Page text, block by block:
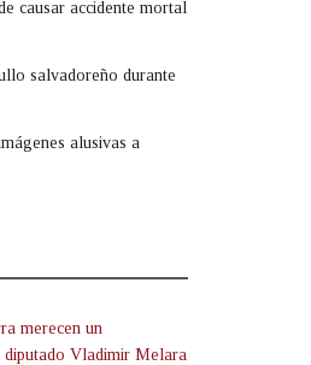
causar accidente mortal
salvadoreño durante
alusivas a
merecen un
diputado Vladimir Melara